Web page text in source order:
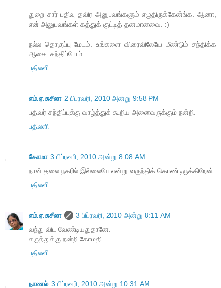
துறை சார் பதிவு தவிர அனுபவங்களும் எழுதிருக்கேன்ங்க. ஆனா,
என் அனுபவங்கள் கத்துக் குட்டித் தனமானவை. :)
நல்ல தொகுப்பு மேடம். உங்களை விரைவிலேயே மீண்டும் சந்திக்க
ஆசை. சந்திப்போம்.
பதிலளி
எம்.ஏ.சுசீலா 2 பிப்ரவரி, 2010 அன்று 9:58 PM
பதிவர் சந்திப்புக்கு வாழ்த்துக் கூறிய அனைவருக்கும் நன்றி.
பதிலளி
கோமா 3 பிப்ரவரி, 2010 அன்று 8:08 AM
நான் தலை நகரில் இல்லையே என்று வருந்திக் கொண்டிருக்கிறேன்.
பதிலளி
எம்.ஏ.சுசீலா
3 பிப்ரவரி, 2010 அன்று 8:11 AM
வந்து விட வேண்டியதுதானே.
கருத்துக்கு நன்றி கோமதி.
பதிலளி
நாணல் 3 பிப்ரவரி, 2010 அன்று 10:31 AM